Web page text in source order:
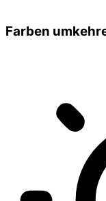
Farben